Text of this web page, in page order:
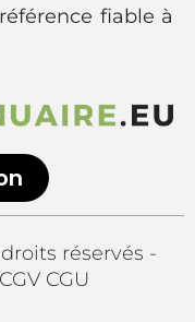
fiable à
réservés -
CGV CGU